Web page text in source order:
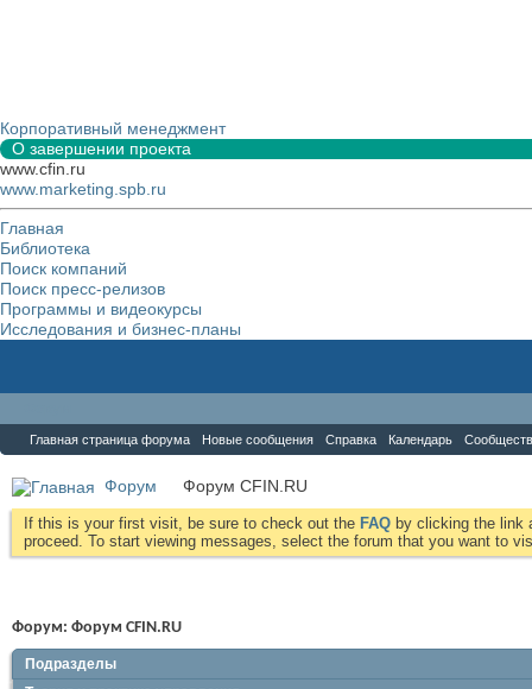
Корпоративный менеджмент
О завершении проекта
www.cfin.ru
www.marketing.spb.ru
Главная
Библиотека
Поиск компаний
Поиск пресс-релизов
Программы и видеокурсы
Исследования и бизнес-планы
Главная страница форума Новые сообщения Справка Календарь
Форум Форум CFIN.RU
If this is your first visit, be sure to check out the FAQ by clicking the link
proceed. To start viewing messages, select the forum that you want to
Форум: Форум CFIN.RU
Подразделы